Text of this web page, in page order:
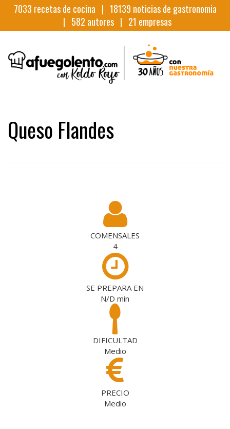
7033 recetas de cocina | 18139 noticias de gastronomia
| 582 autores | 21 empresas
Queso Flandes
COMENSALES
4
SE PREPARA EN
N/D min
DIFICULTAD
Medio
PRECIO
Medio